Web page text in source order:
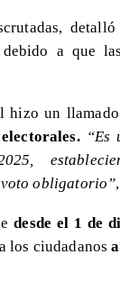
a que las
hizo un
“Es
obligatorio”
desde el 1 de
los ciudadanos